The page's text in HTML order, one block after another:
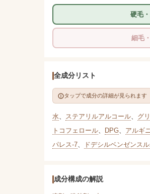
硬毛
細毛
全成分リスト
タップで成分の詳細が見られます
水、 ステアリルアルコール、 グ
トコフェロール、 DPG、 アルギ
パレス-7、 ドデシルベンゼンス
成分構成の解説